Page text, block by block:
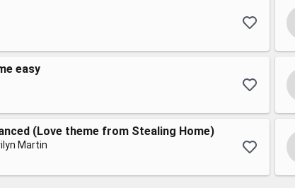
easy
(Love theme from Stealing Home)
Martin